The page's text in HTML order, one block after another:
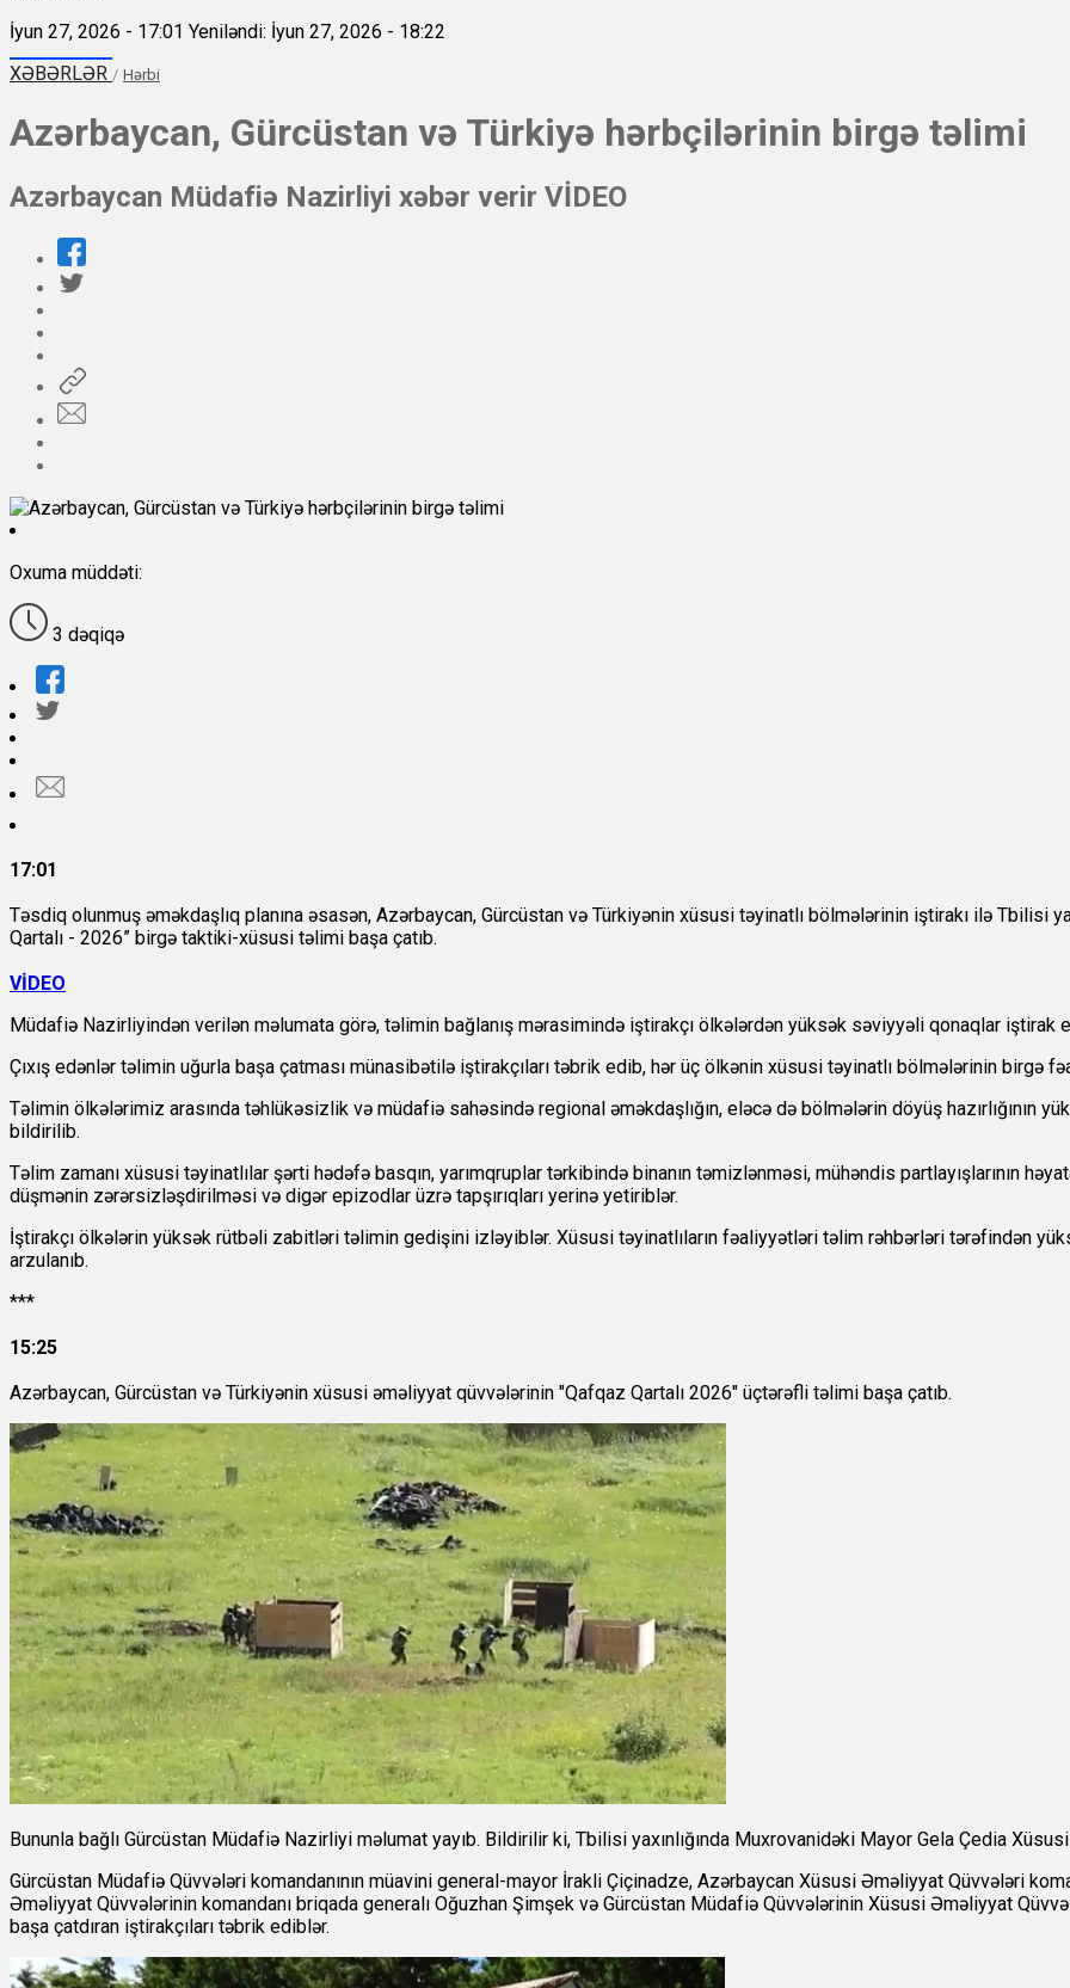
İyun 27, 2026 - 17:01 Yeniləndi: İyun 27, 2026 - 18:22
XƏBƏRLƏR / Hərbi
Azərbaycan, Gürcüstan və Türkiyə hərbçilərinin birgə təlimi
Azərbaycan Müdafiə Nazirliyi xəbər verir VİDEO
Oxuma müddəti:
3 dəqiqə
17:01
Təsdiq olunmuş əməkdaşlıq planına əsasən, Azərbaycan, Gürcüstan və Türkiyənin xüsusi təyinatlı bölmələrinin iştirakı ilə Tbilisi
Qartalı - 2026” birgə taktiki-xüsusi təlimi başa çatıb.
VİDEO
Müdafiə Nazirliyindən verilən məlumata görə, təlimin bağlanış mərasimində iştirakçı ölkələrdən yüksək səviyyəli qonaqlar iştirak
Çıxış edənlər təlimin uğurla başa çatması münasibətilə iştirakçıları təbrik edib, hər üç ölkənin xüsusi təyinatlı bölmələrinin birgə
Təlimin ölkələrimiz arasında təhlükəsizlik və müdafiə sahəsində regional əməkdaşlığın, eləcə də bölmələrin döyüş hazırlığının
bildirilib.
Təlim zamanı xüsusi təyinatlılar şərti hədəfə basqın, yarımqruplar tərkibində binanın təmizlənməsi, mühəndis partlayışlarının
düşmənin zərərsizləşdirilməsi və digər epizodlar üzrə tapşırıqları yerinə yetiriblər.
İştirakçı ölkələrin yüksək rütbəli zabitləri təlimin gedişini izləyiblər. Xüsusi təyinatlıların fəaliyyətləri təlim rəhbərləri tərəfindən
arzulanıb.
***
15:25
Azərbaycan, Gürcüstan və Türkiyənin xüsusi əməliyyat qüvvələrinin "Qafqaz Qartalı 2026" üçtərəfli təlimi başa çatıb.
Bununla bağlı Gürcüstan Müdafiə Nazirliyi məlumat yayıb. Bildirilir ki, Tbilisi yaxınlığında Muxrovanidəki Mayor Gela Çedia
Gürcüstan Müdafiə Qüvvələri komandanının müavini general-mayor İrakli Çiçinadze, Azərbaycan Xüsusi Əməliyyat Qüvvələri
Əməliyyat Qüvvələrinin komandanı briqada generalı Oğuzhan Şimşek və Gürcüstan Müdafiə Qüvvələrinin Xüsusi Əməliyyat
başa çatdıran iştirakçıları təbrik ediblər.